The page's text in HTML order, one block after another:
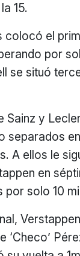
15.
colocó el
por
se situó
Sainz y
separados
A ellos le
en
por solo 10
‘Checo’